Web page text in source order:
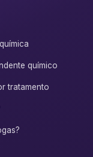
químico
tratamento